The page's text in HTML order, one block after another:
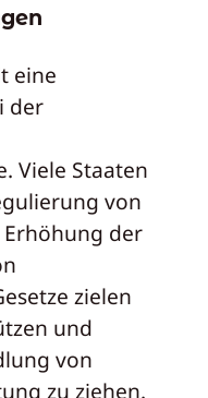
eine
der
Viele Staaten
von
der
zielen
und
von
zu ziehen.